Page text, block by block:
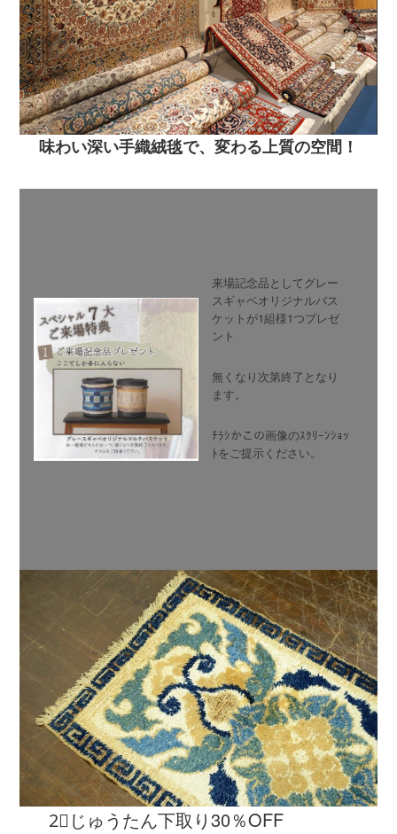
味わい深い手織絨毯で、変わる上質の空間！
来場記念品としてグレー
スギャベオリジナルバス
ケットが1組様1つプレゼ
ント
無くなり次第終了となり
ます。
ﾁﾗｼかこの画像のｽｸﾘｰﾝｼｮｯ
ﾄをご提示ください。
2⃣じゅうたん下取り30％OFF